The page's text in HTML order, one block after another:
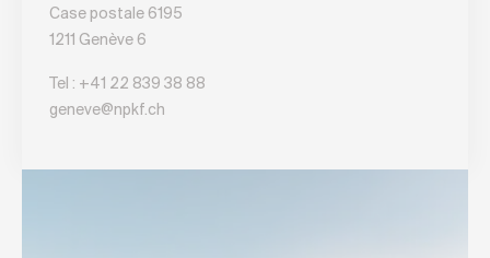
Case postale 6195
1211 Genève 6
Tel : +41 22 839 38 88
geneve@npkf.ch